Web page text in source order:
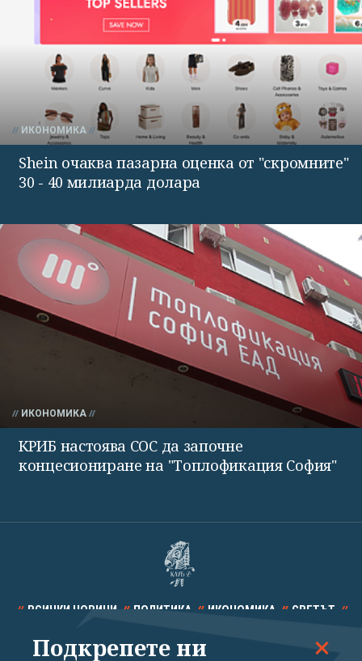
ИКОНОМИКА
Shein очаква пазарна оценка от "скромните"
30 - 40 милиарда долара
ИКОНОМИКА
КРИБ настоява СОС да започне
концесиониране на "Топлофикация София"
ВСИЧКИ НОВИНИ ПОЛИТИКА ИКОНОМИКА СВЕТЪТ
СПОРТ КУЛТУРА ТЕХНОЛОГИИ КАЛЕЙДОСКОП
Подкрепете ни